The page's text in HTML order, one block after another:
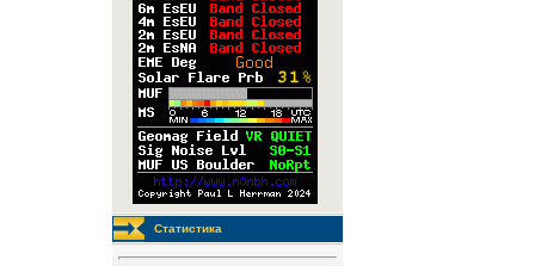
Статистика